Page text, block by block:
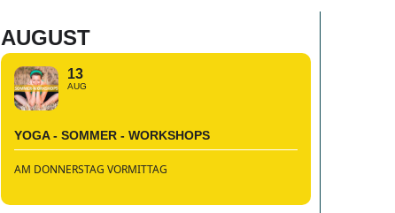
AUGUST
13
AUG
YOGA - SOMMER - WORKSHOPS
AM DONNERSTAG VORMITTAG